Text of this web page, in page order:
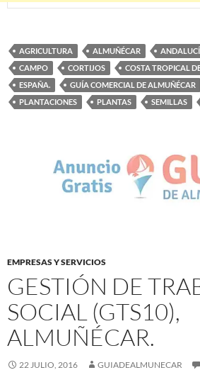
AGRICULTURA ALMUÑÉCAR
CAMPO
CORTIJOS COSTA TROPICAL
ESPAÑA.
GUÍA COMERCIAL DE ALMUÑÉCAR
PLANTACIONES
PLANTAS SEMILLAS
EMPRESAS Y SERVICIOS
GESTIÓN DE
SOCIAL (GTS10),
ALMUÑÉCAR.
22 JULIO, 2016 GUIADEALMUNECAR